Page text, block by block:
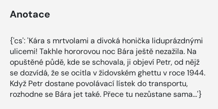
Anotace
{'cs': 'Kára s mrtvolami a divoká honička liduprázdnými
ulicemi! Takhle hororovou noc Bára ještě nezažila. Na
opuštěné půdě, kde se schovala, ji objeví Petr, od nějž
se dozvídá, že se ocitla v židovském ghettu v roce 1944.
Když Petr dostane povolávací lístek do transportu,
rozhodne se Bára jet také. Přece tu nezůstane sama...'}